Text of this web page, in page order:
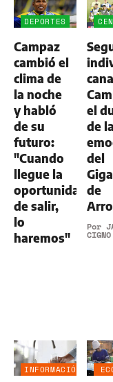
DEPORTES
Campaz
cambió el
clima de
la noche
y habló
de su
futuro:
"Cuando
llegue la
oportunidad
de salir,
lo
haremos"
el
de
del
de
Por
CIGNO
INFORMACIÓN